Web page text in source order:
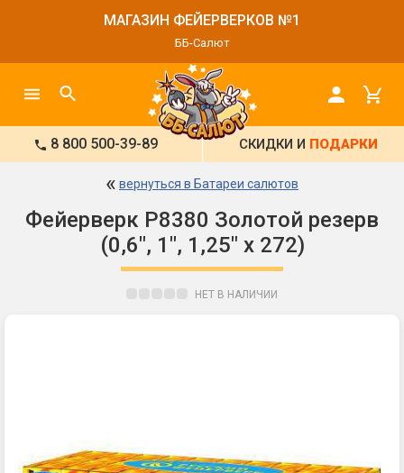
МАГАЗИН ФЕЙЕРВЕРКОВ №1
ББ-Салют
8 800 500-39-89 СКИДКИ И ПОДАРКИ
« вернуться в Батареи салютов
Фейерверк Р8380 Золотой резерв
(0,6", 1", 1,25" х 272)
НЕТ В НАЛИЧИИ